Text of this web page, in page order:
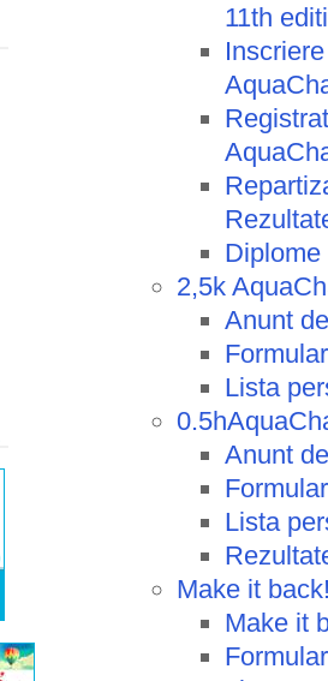
11th
2,5k
Anunt
Lista
Anunt
Lista
Make it
Make it